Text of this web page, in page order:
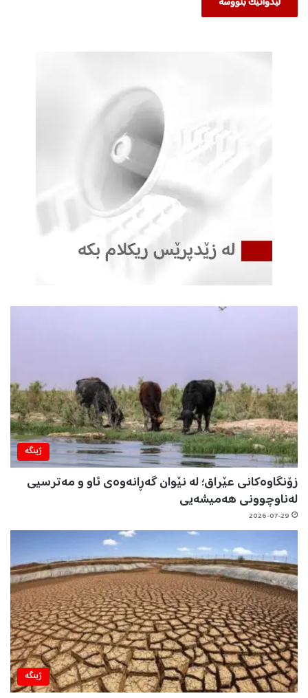
ژینگه‌
زۆنگاوەکانی عێراق؛ لە نێوان گەڕانەوەی ئاو و مەترسیی
لەناوچوونی هەمیشەیی
2026-07-29
ژینگه‌